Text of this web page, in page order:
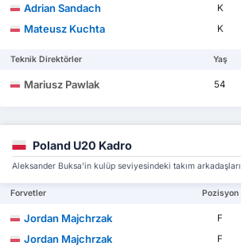
Adrian Sandach K
Mateusz Kuchta
K
Teknik Direktörler Yaş
Mariusz Pawlak 54
Poland U20 Kadro
Aleksander Buksa'in kulüp seviyesindeki takım arkadaşları
Forvetler Pozisyon
Jordan Majchrzak F
Jordan Majchrzak
F